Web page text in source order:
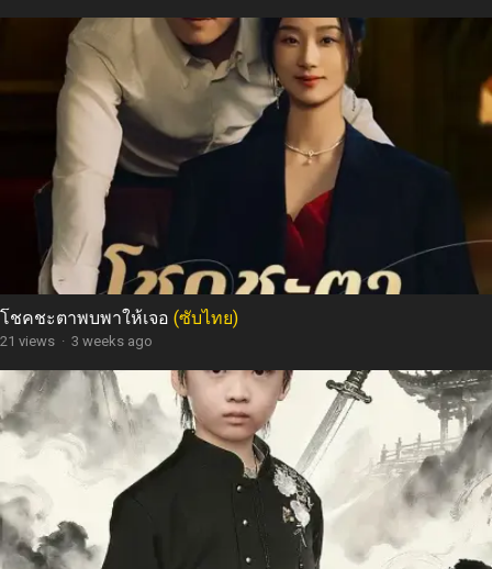
โชคชะตาพบพาให้เจอ (ซับไทย)
21 views · 3 weeks ago